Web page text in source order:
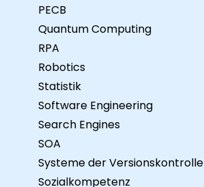
PECB
Quantum Computing
RPA
Robotics
Statistik
Software Engineering
Search Engines
SOA
Systeme der Versionskontrolle
Sozialkompetenz